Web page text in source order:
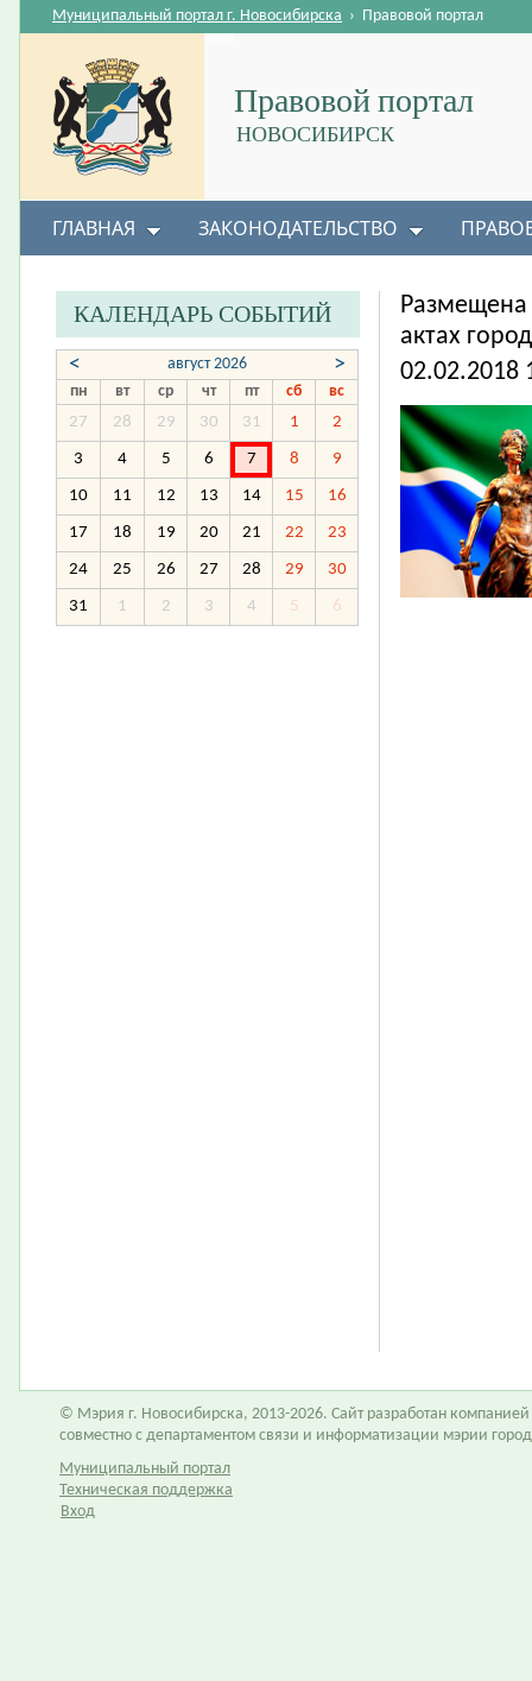
Правовой портал
НОВОСИБИРСК
Муниципальный портал г. Новосибирска › Правовой портал
ГЛАВНАЯ ЗАКОНОДАТЕЛЬСТВО
актах
02.02.2018
КАЛЕНДАРЬ СОБЫТИЙ
< август 2026 >
пн вт ср чт пт сб
вс
27
28 29 30 31 1 2
3 4 5 6 7 8 9
10 11 12 13 14 15 16
17 18 19 20 21 22 23
24 25 26 27 28 29 30
31 1 2 3 4 5 6
© Мэрия г. Новосибирска, 2013-2026. Сайт разработан компанией
совместно с департаментом связи и информатизации мэрии
Муниципальный портал
Техническая поддержка
Вход